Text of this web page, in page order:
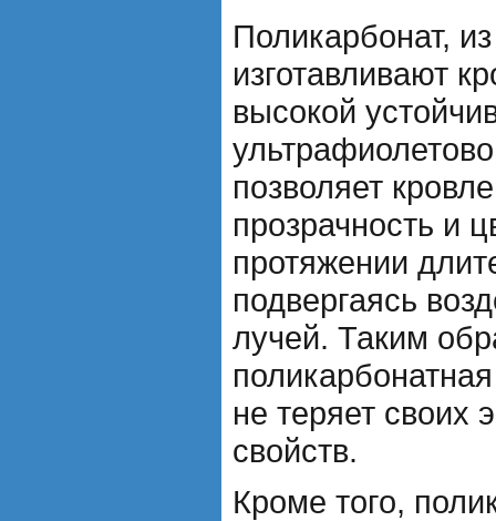
Поликарбонат, из
изготавливают
высокой
позволяет
прозрачность и
протяжении
подвергаясь
лучей. Таким
не теряет своих
свойств.
Кроме того,